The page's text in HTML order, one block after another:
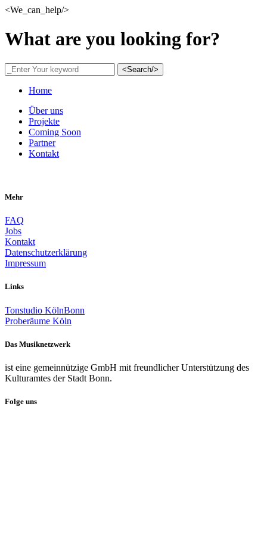
<We_can_help/>
What are you looking for?
<Search/>
Home
Über uns
Projekte
Coming Soon
Partner
Kontakt
Mehr
FAQ
Jobs
Kontakt
Datenschutzerklärung
Impressum
Links
Tonstudio KölnBonn
Proberäume Köln
Das Musiknetzwerk
ist eine gemeinnützige GmbH mit freundlicher Unterstützung des
Kulturamtes der Stadt Bonn.
Folge uns